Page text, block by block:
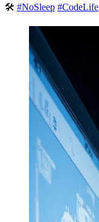
🛠️ #NoSleep #CodeLife